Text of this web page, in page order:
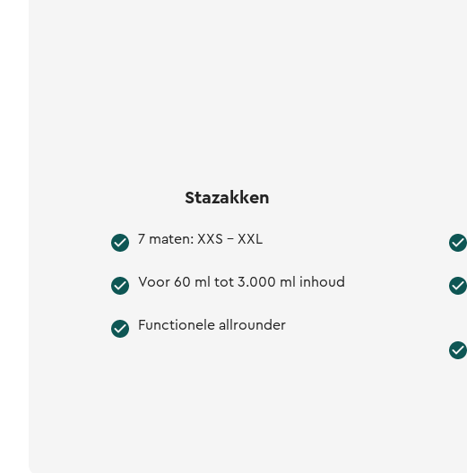
Stazakken
7 maten: XXS - XXL
Voor 60 ml tot 3.000 ml inhoud
Functionele allrounder